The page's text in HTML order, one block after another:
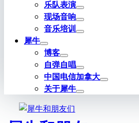
乐队表演
现场音响
音乐培训
犀牛
博客
自弹自唱
中国电信加拿大
关于犀牛